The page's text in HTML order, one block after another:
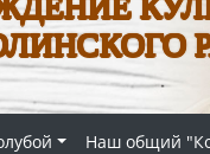
Наш общий